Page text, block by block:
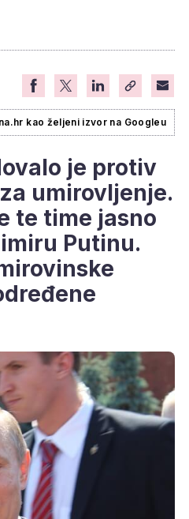
kao željeni izvor na Googleu
je protiv
umirovljenje.
te time jasno
Putinu.